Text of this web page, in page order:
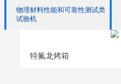
物理材料性能和可靠性测试类
试验机
特氟龙烤箱